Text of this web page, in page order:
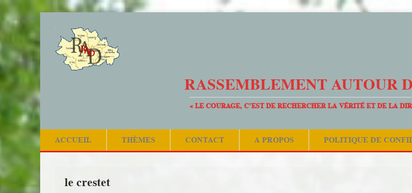
RASSEMBLEMENT AUTOUR
« LE COURAGE, C’EST DE RECHERCHER LA VÉRITÉ ET DE LA
ACCUEIL THÈMES CONTACT A PROPOS POLITIQUE DE
le crestet